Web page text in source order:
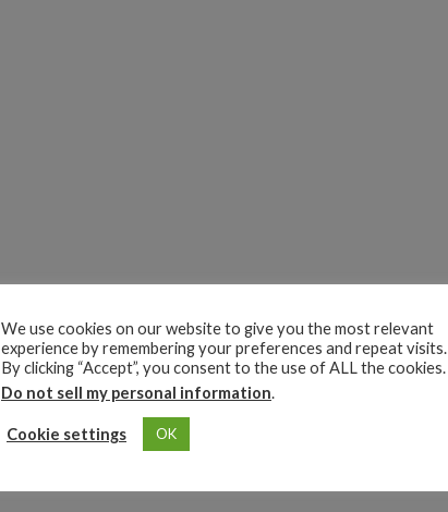
We use cookies on our website to give you the most relevant
experience by remembering your preferences and repeat visits.
By clicking “Accept”, you consent to the use of ALL the cookies.
Do not sell my personal information.
Cookie settings OK